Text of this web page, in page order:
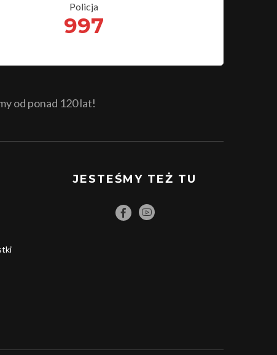
Policja
997
od ponad 120 lat!
JESTEŚMY TEŻ TU